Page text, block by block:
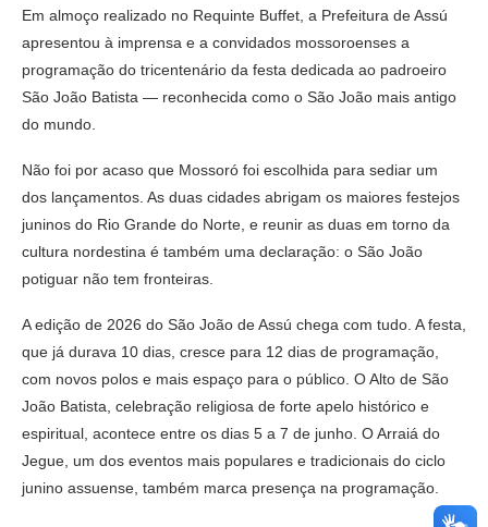
Em almoço realizado no Requinte Buffet, a Prefeitura de Assú
apresentou à imprensa e a convidados mossoroenses a
programação do tricentenário da festa dedicada ao padroeiro
São João Batista — reconhecida como o São João mais antigo
do mundo.
Não foi por acaso que Mossoró foi escolhida para sediar um
dos lançamentos. As duas cidades abrigam os maiores festejos
juninos do Rio Grande do Norte, e reunir as duas em torno da
cultura nordestina é também uma declaração: o São João
potiguar não tem fronteiras.
A edição de 2026 do São João de Assú chega com tudo. A festa,
que já durava 10 dias, cresce para 12 dias de programação,
com novos polos e mais espaço para o público. O Alto de São
João Batista, celebração religiosa de forte apelo histórico e
espiritual, acontece entre os dias 5 a 7 de junho. O Arraiá do
Jegue, um dos eventos mais populares e tradicionais do ciclo
junino assuense, também marca presença na programação.